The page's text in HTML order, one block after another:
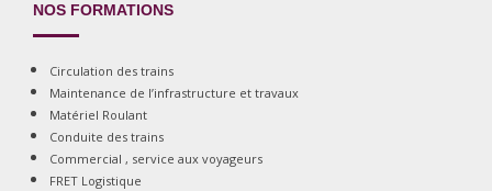
NOS FORMATIONS
Circulation des trains
Maintenance de l’infrastructure et travaux
Matériel Roulant
Conduite des trains
Commercial , service aux voyageurs
FRET Logistique